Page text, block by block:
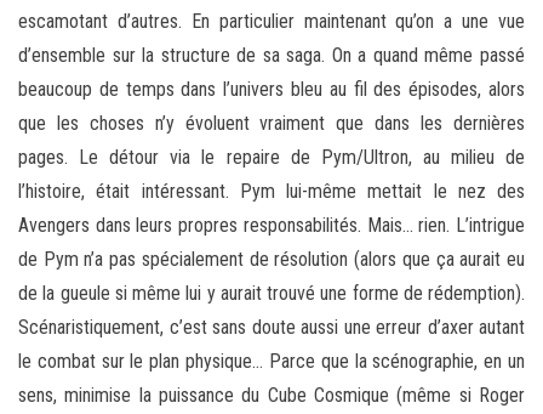
escamotant d’autres. En particulier maintenant qu’on a une vue
d’ensemble sur la structure de sa saga. On a quand même passé
beaucoup de temps dans l’univers bleu au fil des épisodes, alors
que les choses n’y évoluent vraiment que dans les dernières
pages. Le détour via le repaire de Pym/Ultron, au milieu de
l’histoire, était intéressant. Pym lui-même mettait le nez des
Avengers dans leurs propres responsabilités. Mais… rien. L’intrigue
de Pym n’a pas spécialement de résolution (alors que ça aurait eu
de la gueule si même lui y aurait trouvé une forme de rédemption).
Scénaristiquement, c’est sans doute aussi une erreur d’axer autant
le combat sur le plan physique… Parce que la scénographie, en un
sens, minimise la puissance du Cube Cosmique (même si Roger